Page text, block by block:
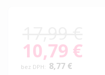
Special
Price
10,79 €
8,77 €